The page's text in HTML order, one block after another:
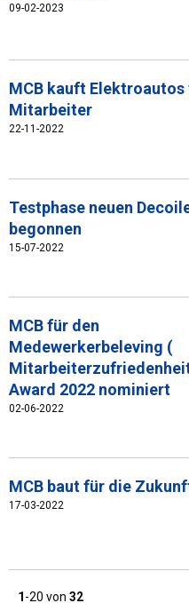
09-02-2023
MCB kauft Elektroautos
Mitarbeiter
22-11-2022
Testphase neuen
begonnen
15-07-2022
MCB für den
Medewerkerbeleving (
Award 2022 nominiert
02-06-2022
MCB baut für die
17-03-2022
1-20 von 32